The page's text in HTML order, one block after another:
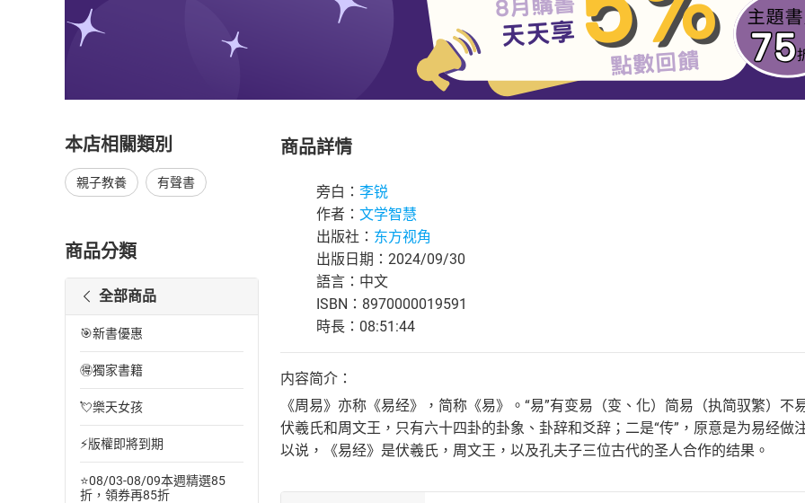
本店相關類別
親子教養 有聲書
商品分類
全部商品
🎯新書優惠
🉐獨家書籍
💘樂天女孩
⚡版權即將到期
⭐08/03-08/09本週精選85
折，領券再85折
商品詳情
旁白： 李锐
作者： 文学智慧
出版社： 东方视角
出版日期：2024/09/30
語言：中文
ISBN：8970000019591
時長：08:51:44
内容简介：
《周易》亦称《易经》，简称《易》。“易”有变易（变、化）简易（执简驭繁）
伏羲氏和周文王，只有六十四卦的卦象、卦辞和爻辞；二是“传”，原意是为易经做
以说，《易经》是伏羲氏，周文王，以及孔夫子三位古代的圣人合作的结果。